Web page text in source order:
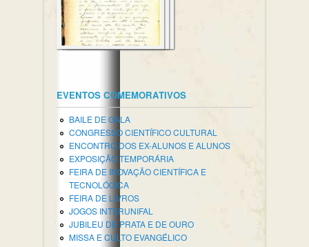
EVENTOS COMEMORATIVOS
BAILE DE GALA
CONGRESSO CIENTÍFICO CULTURAL
ENCONTRO DOS EX-ALUNOS E ALUNOS
EXPOSIÇÃO TEMPORÁRIA
FEIRA DE INOVAÇÃO CIENTÍFICA E
TECNOLÓGICA
FEIRA DE LIVROS
JOGOS INTERUNIFAL
JUBILEU DE PRATA E DE OURO
MISSA E CULTO EVANGÉLICO